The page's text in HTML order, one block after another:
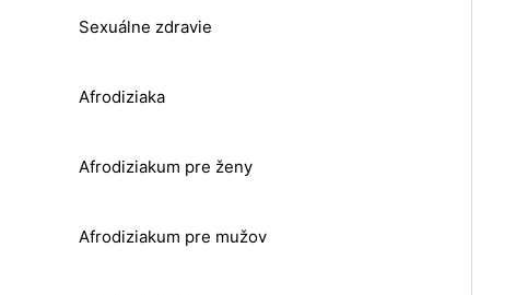
Sexuálne zdravie
Afrodiziaka
Afrodiziakum pre ženy
Afrodiziakum pre mužov